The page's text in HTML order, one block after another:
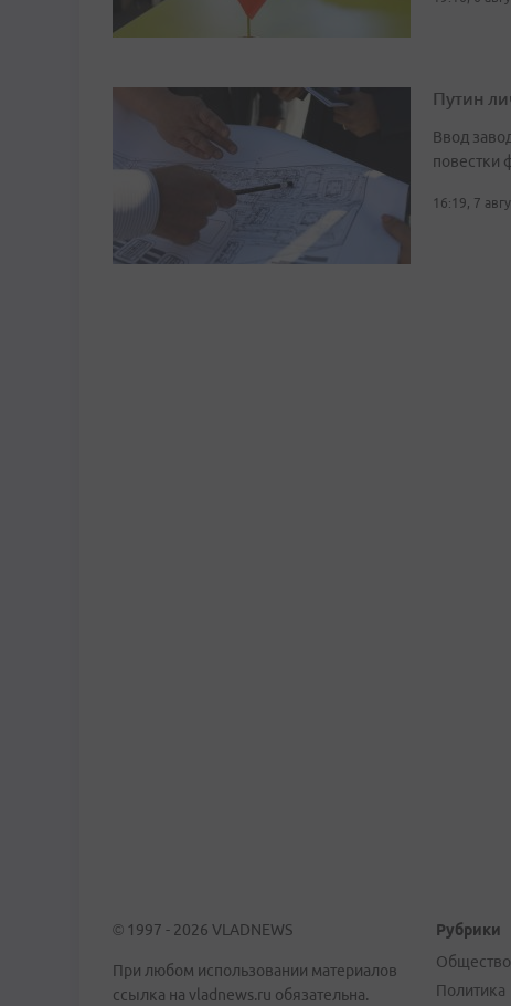
Путин
Ввод
повестки
16:19, 7
© 1997 - 2026 VLADNEWS
При любом использовании материалов
ссылка на vladnews.ru обязательна.
Рубрики
Общество
Политика